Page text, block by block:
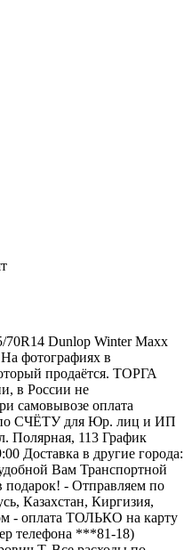
Dunlop Winter Maxx
фотографиях в
продаётся. ТОРГА
в России не
самовывозе оплата
СЧЁТУ для Юр. лиц и ИП
Полярная, 113 График
Доставка в другие города:
Вам Транспортной
- Отправляем по
Казахстан, Киргизия,
- оплата ТОЛЬКО на карту
телефона ***81-18)